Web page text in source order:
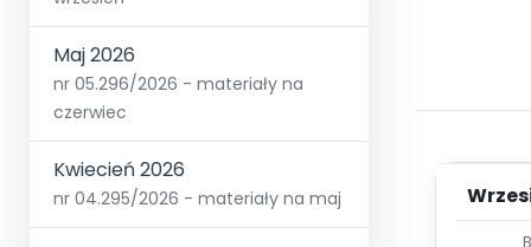
Maj 2026
nr 05.296/2026 - materiały na
czerwiec
Kwiecień 2026
nr 04.295/2026 - materiały na maj